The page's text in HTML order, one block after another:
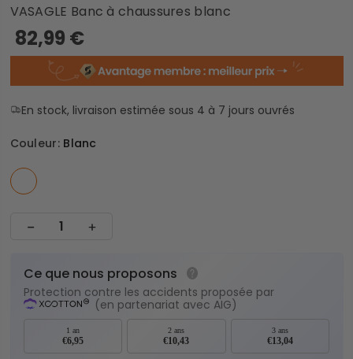
VASAGLE Banc à chaussures blanc
82,99 €
En stock, livraison estimée sous 4 à 7 jours ouvrés
Couleur: Blanc
Ce que nous proposons
Protection contre les accidents proposée par
(en partenariat avec AIG)
1 an
€6,95
2 ans
€10,43
3 ans
€13,04